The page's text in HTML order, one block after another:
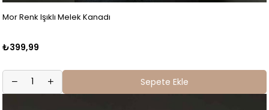
Mor Renk Işıklı Melek Kanadı
₺399,99
Sepete Ekle